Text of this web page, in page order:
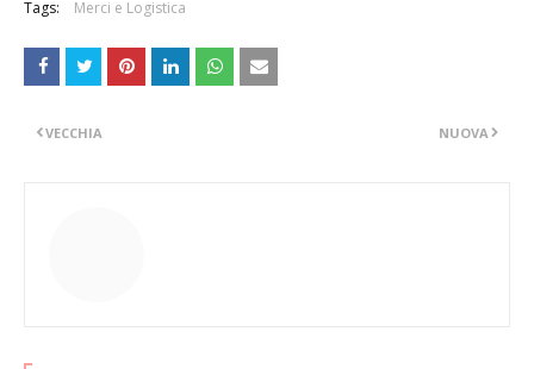
Tags: Merci e Logistica
NUOVA
VECCHIA